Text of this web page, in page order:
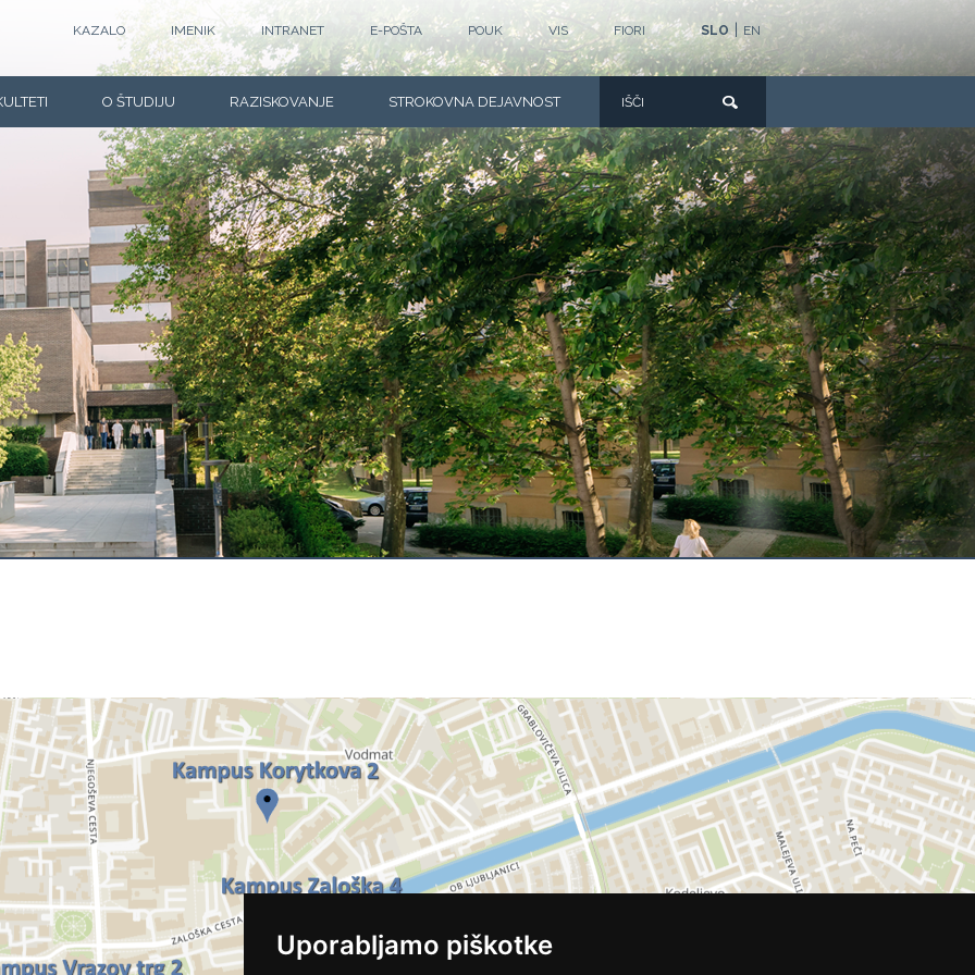
Uporabljamo piškotke
SLO EN
KAZALO IMENIK INTRANET E-POŠTA POUK VIS FIORI
O ŠTUDIJU RAZISKOVANJE STROKOVNA DEJAVNOST